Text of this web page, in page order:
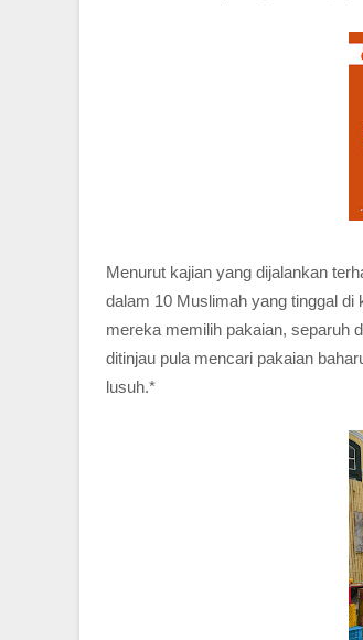
Menurut kajian yang dijalankan
dalam 10 Muslimah yang tinggal
mereka memilih pakaian, separuh
ditinjau pula mencari pakaian
lusuh.*